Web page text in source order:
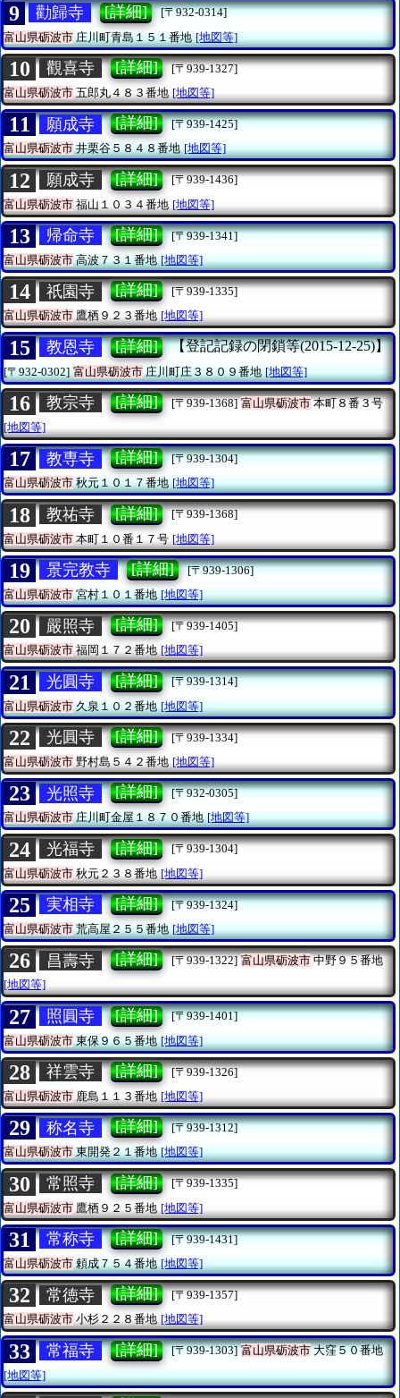
9 勸歸寺 [詳細]
[〒932-0314]
富山県砺波市庄川町青島１５１番地 [地図等]
10 觀喜寺 [詳細]
[〒939-1327]
富山県砺波市 五郎丸４８３番地 [地図等]
11 願成寺 [詳細]
[〒939-1425]
富山県砺波市井栗谷５８４８番地 [地図等]
12 願成寺 [詳細]
[〒939-1436]
富山県砺波市 福山１０３４番地 [地図等]
13 帰命寺 [詳細]
[〒939-1341]
富山県砺波市高波７３１番地 [地図等]
14 祇園寺 [詳細]
[〒939-1335]
富山県砺波市鷹栖９２３番地 [地図等]
15 教恩寺 [詳細] 【登記記録の閉鎖等(2015-12-25)】
[〒932-0302] 富山県砺波市庄川町庄３８０９番地 [地図等]
16 教宗寺 [詳細] [〒939-1368] 富山県砺波市本町８番３号
[地図等]
17 教専寺 [詳細]
[〒939-1304]
富山県砺波市秋元１０１７番地 [地図等]
18 教祐寺 [詳細]
[〒939-1368]
富山県砺波市 本町１０番１７号 [地図等]
19 景完教寺 [詳細]
[〒939-1306]
富山県砺波市宮村１０１番地 [地図等]
20 嚴照寺 [詳細]
[〒939-1405]
富山県砺波市福岡１７２番地 [地図等]
21 光圓寺 [詳細]
[〒939-1314]
富山県砺波市久泉１０２番地 [地図等]
22 光圓寺 [詳細]
[〒939-1334]
富山県砺波市 野村島５４２番地 [地図等]
23 光照寺 [詳細]
[〒932-0305]
富山県砺波市庄川町金屋１８７０番地 [地図等]
24 光福寺 [詳細]
[〒939-1304]
富山県砺波市 秋元２３８番地 [地図等]
25 実相寺 [詳細]
[〒939-1324]
富山県砺波市荒高屋２５５番地 [地図等]
26 昌壽寺 [詳細] [〒939-1322] 富山県砺波市中野９５番地
[地図等]
27 照圓寺 [詳細]
[〒939-1401]
富山県砺波市東保９６５番地 [地図等]
28 祥雲寺 [詳細]
[〒939-1326]
富山県砺波市 鹿島１１３番地 [地図等]
29 称名寺 [詳細]
[〒939-1312]
富山県砺波市東開発２１番地 [地図等]
30 常照寺 [詳細]
[〒939-1335]
富山県砺波市 鷹栖９２５番地 [地図等]
31 常称寺 [詳細]
[〒939-1431]
富山県砺波市頼成７５４番地 [地図等]
32 常徳寺 [詳細]
[〒939-1357]
富山県砺波市小杉２２８番地 [地図等]
33 常福寺 [詳細] [〒939-1303] 富山県砺波市大窪５０番地
[地図等]